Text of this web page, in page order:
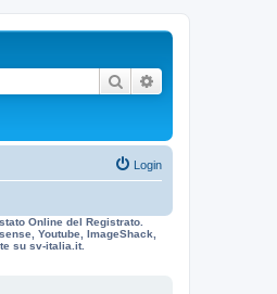
Cerca
Login
Online del Registrato.
Youtube, ImageShack,
su sv-italia.it.